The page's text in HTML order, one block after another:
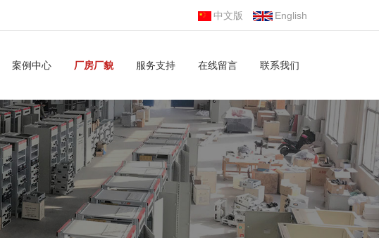
中文版 English
案例中心 厂房厂貌 服务支持 在线留言 联系我们